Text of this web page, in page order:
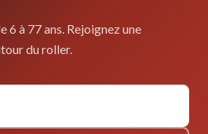
6 à 77 ans. Rejoignez une
du roller.